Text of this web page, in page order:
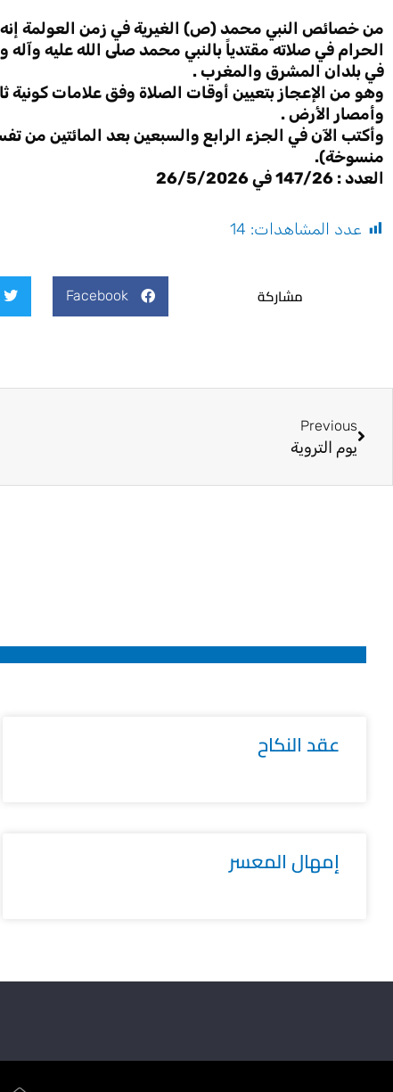
من خصائص النبي محمد (ص) الغيرية في زمن العولمة إنه
الحرام في صلاته مقتدياً بالنبي محمد صلى الله عليه
في بلدان المشرق والمغرب .
وهو من الإعجاز بتعيين أوقات الصلاة وفق علامات
وأمصار الأرض .
وأكتب الآن في الجزء الرابع والسبعين بعد المائتين من
منسوخة).
العدد : 147/26 في 26/5/2026
عدد المشاهدات: 14
مشاركة Facebook
Previous
يوم التروية
عقد النكاح
إمهال المعسر